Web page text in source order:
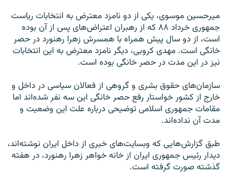
میرحسین موسوی، یکی از دو نامزد معترض به انتخابات ریاست
جمهوری خرداد ۸۸ که از رهبران اعتراض‌های پس از آن بوده
است، از دو سال پیش همراه با همسرش زهرا رهنورد در حصر
خانگی است. مهدی کروبی، دیگر نامزد معترض به این انتخابات
نیز در این مدت در حصر خانگی بوده است.
سازمان‌های حقوق بشری و گروهی از فعالان سیاسی در داخل و
خارج از کشور خواستار رفع حصر خانگی این سه نفر شده‌اند اما
مقامات جمهوری اسلامی توضیحی درباره علت این وضعیت و
مدت آن نداده‌اند.
طبق گزارش‌هایی که وبسایت‌های خبری از داخل ایران نوشته‌اند،
دیدار رئیس جمهوری ایران از خانه خواهر زهرا رهنورد، در هفته
گذشته صورت گرفته است.